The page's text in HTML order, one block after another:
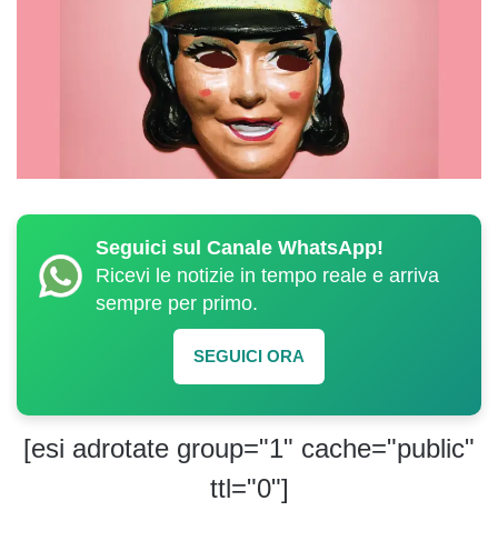
Seguici sul Canale WhatsApp!
Ricevi le notizie in tempo reale e arriva
sempre per primo.
SEGUICI ORA
[esi adrotate group="1" cache="public"
ttl="0"]